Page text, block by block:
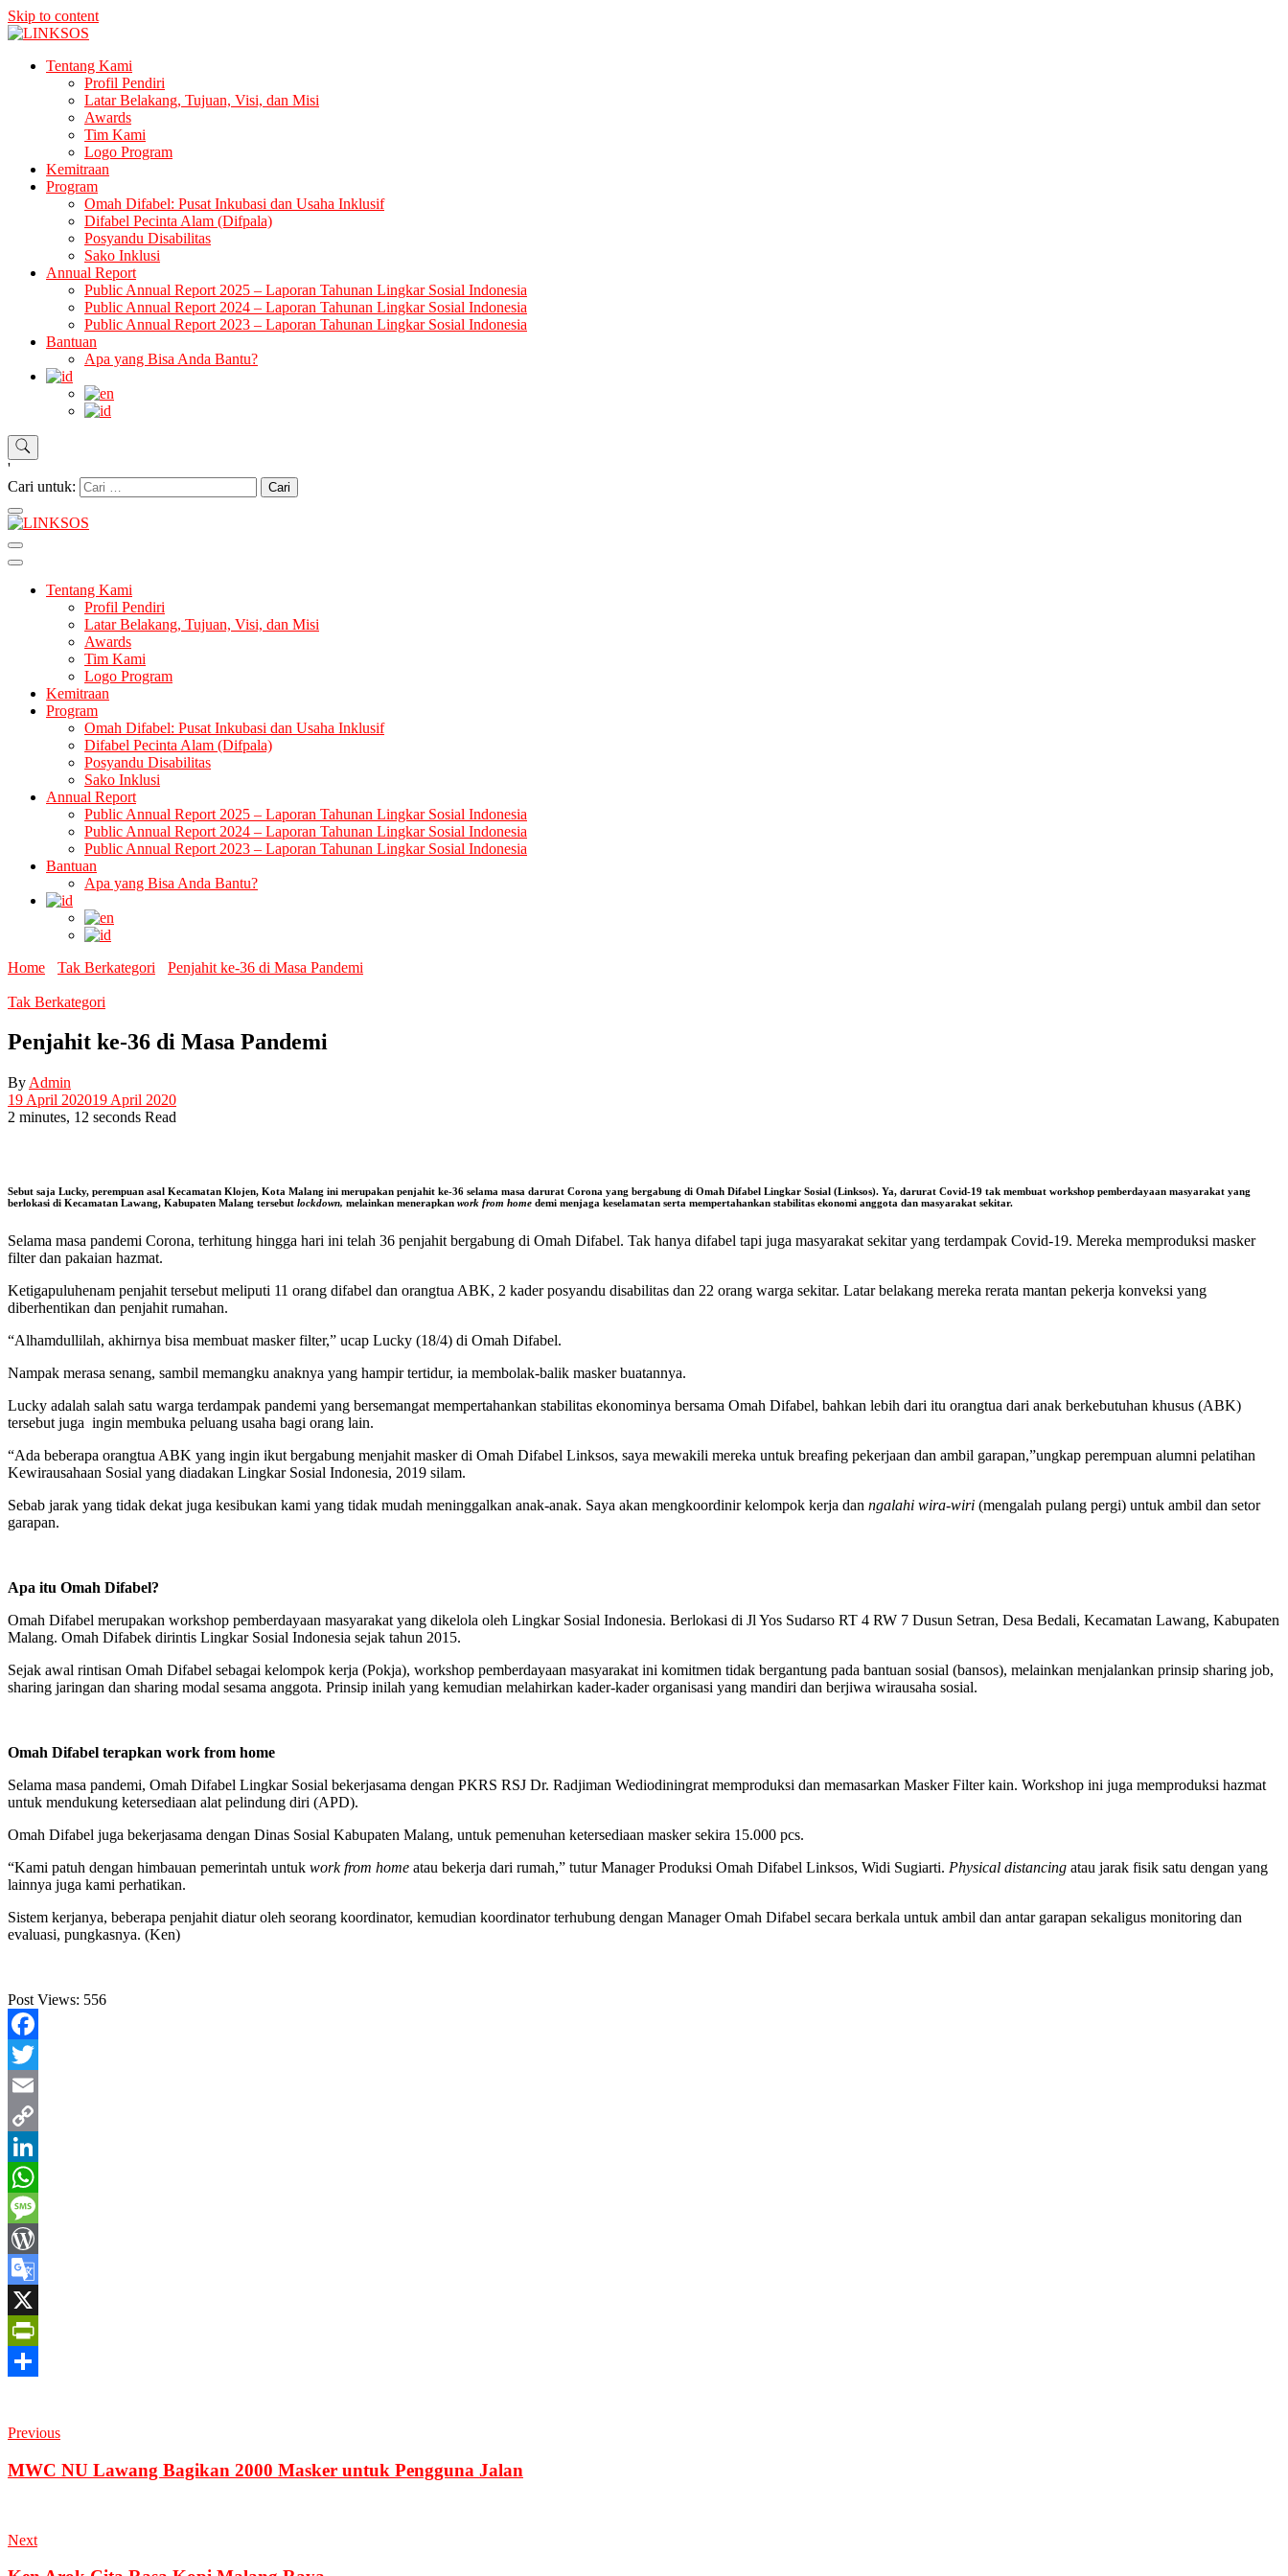
Skip to content
LINKSOSTentang Kami
Profil Pendiri
Latar Belakang, Tujuan, Visi, dan Misi
Awards
Tim Kami
Logo Program
Kemitraan
Program
Omah Difabel: Pusat Inkubasi dan Usaha Inklusif
Difabel Pecinta Alam (Difpala)
Posyandu Disabilitas
Sako Inklusi
Annual Report
Public Annual Report 2025 – Laporan Tahunan Lingkar Sosial Indonesia
Public Annual Report 2024 – Laporan Tahunan Lingkar Sosial Indonesia
Public Annual Report 2023 – Laporan Tahunan Lingkar Sosial Indonesia
Bantuan
Apa yang Bisa Anda Bantu?
'
Cari untuk:
Tentang Kami
Profil Pendiri
Latar Belakang, Tujuan, Visi, dan Misi
Awards
Tim Kami
Logo Program
Kemitraan
Program
Omah Difabel: Pusat Inkubasi dan Usaha Inklusif
Difabel Pecinta Alam (Difpala)
Posyandu Disabilitas
Sako Inklusi
Annual Report
Public Annual Report 2025 – Laporan Tahunan Lingkar Sosial Indonesia
Public Annual Report 2024 – Laporan Tahunan Lingkar Sosial Indonesia
Public Annual Report 2023 – Laporan Tahunan Lingkar Sosial Indonesia
Bantuan
Apa yang Bisa Anda Bantu?
Home Tak Berkategori Penjahit ke-36 di Masa Pandemi
Tak Berkategori
Penjahit ke-36 di Masa Pandemi
By Admin
19 April 202019 April 2020
2 minutes, 12 seconds Read
Sebut saja Lucky, perempuan asal Kecamatan Klojen, Kota Malang ini merupakan penjahit ke-36 selama masa darurat Corona yang bergabung di Omah Difabel Lingkar Sosial (Linksos). Ya, darurat Covid-19 tak membuat workshop pemberdayaan masyarakat yang
berlokasi di Kecamatan Lawang, Kabupaten Malang tersebut lockdown, melainkan menerapkan work from home demi menjaga keselamatan serta mempertahankan stabilitas ekonomi anggota dan masyarakat sekitar.
Selama masa pandemi Corona, terhitung hingga hari ini telah 36 penjahit bergabung di Omah Difabel. Tak hanya difabel tapi juga masyarakat sekitar yang terdampak Covid-19. Mereka memproduksi masker
filter dan pakaian hazmat.
Ketigapuluhenam penjahit tersebut meliputi 11 orang difabel dan orangtua ABK, 2 kader posyandu disabilitas dan 22 orang warga sekitar. Latar belakang mereka rerata mantan pekerja konveksi yang
diberhentikan dan penjahit rumahan.
“Alhamdullilah, akhirnya bisa membuat masker filter,” ucap Lucky (18/4) di Omah Difabel.
Nampak merasa senang, sambil memangku anaknya yang hampir tertidur, ia membolak-balik masker buatannya.
Lucky adalah salah satu warga terdampak pandemi yang bersemangat mempertahankan stabilitas ekonominya bersama Omah Difabel, bahkan lebih dari itu orangtua dari anak berkebutuhan khusus (ABK)
tersebut juga ingin membuka peluang usaha bagi orang lain.
“Ada beberapa orangtua ABK yang ingin ikut bergabung menjahit masker di Omah Difabel Linksos, saya mewakili mereka untuk breafing pekerjaan dan ambil garapan,”ungkap perempuan alumni pelatihan
Kewirausahaan Sosial yang diadakan Lingkar Sosial Indonesia, 2019 silam.
Sebab jarak yang tidak dekat juga kesibukan kami yang tidak mudah meninggalkan anak-anak. Saya akan mengkoordinir kelompok kerja dan ngalahi wira-wiri (mengalah pulang pergi) untuk ambil dan setor
garapan.
Apa itu Omah Difabel?
Omah Difabel merupakan workshop pemberdayaan masyarakat yang dikelola oleh Lingkar Sosial Indonesia. Berlokasi di Jl Yos Sudarso RT 4 RW 7 Dusun Setran, Desa Bedali, Kecamatan Lawang, Kabupaten
Malang. Omah Difabek dirintis Lingkar Sosial Indonesia sejak tahun 2015.
Sejak awal rintisan Omah Difabel sebagai kelompok kerja (Pokja), workshop pemberdayaan masyarakat ini komitmen tidak bergantung pada bantuan sosial (bansos), melainkan menjalankan prinsip sharing job,
sharing jaringan dan sharing modal sesama anggota. Prinsip inilah yang kemudian melahirkan kader-kader organisasi yang mandiri dan berjiwa wirausaha sosial.
Omah Difabel terapkan work from home
Selama masa pandemi, Omah Difabel Lingkar Sosial bekerjasama dengan PKRS RSJ Dr. Radjiman Wediodiningrat memproduksi dan memasarkan Masker Filter kain. Workshop ini juga memproduksi hazmat
untuk mendukung ketersediaan alat pelindung diri (APD).
Omah Difabel juga bekerjasama dengan Dinas Sosial Kabupaten Malang, untuk pemenuhan ketersediaan masker sekira 15.000 pcs.
“Kami patuh dengan himbauan pemerintah untuk work from home atau bekerja dari rumah,” tutur Manager Produksi Omah Difabel Linksos, Widi Sugiarti. Physical distancing atau jarak fisik satu dengan yang
lainnya juga kami perhatikan.
Sistem kerjanya, beberapa penjahit diatur oleh seorang koordinator, kemudian koordinator terhubung dengan Manager Omah Difabel secara berkala untuk ambil dan antar garapan sekaligus monitoring dan
evaluasi, pungkasnya. (Ken)
Post Views: 556
Facebook
Twitter
Email
Copy
Link
LinkedIn
WhatsApp
Message
WordPress
Google
Translate
X
PrintFriendly
Previous
MWC NU Lawang Bagikan 2000 Masker untuk Pengguna Jalan
Next